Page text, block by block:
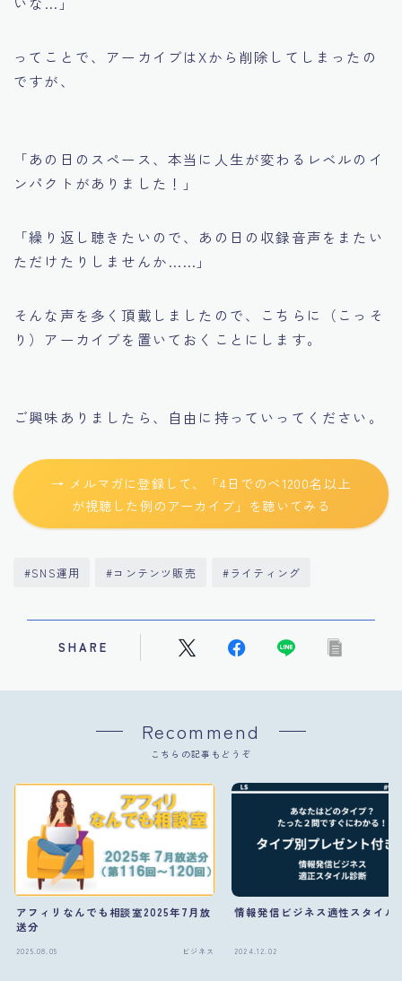
ってことで、アーカイブはXから削除してしまったの
ですが、
「あの日のスペース、本当に人生が変わるレベルのイ
ンパクトがありました！」
「繰り返し聴きたいので、あの日の収録音声をまたい
ただけたりしませんか……」
そんな声を多く頂戴しましたので、こちらに（こっそ
り）アーカイブを置いておくことにします。
ご興味ありましたら、自由に持っていってください。
→ メルマガに登録して、「4日でのべ1200名以上
が視聴した例のアーカイブ」を聴いてみる
#SNS運用 #コンテンツ販売 #ライティング
SHARE
Recommend
こちらの記事もどうぞ
アフィリなんでも相談室2025年7月放
送分
2025.08.05 ビジネス
情報発信ビジネス適性スタイル
2024.12.02